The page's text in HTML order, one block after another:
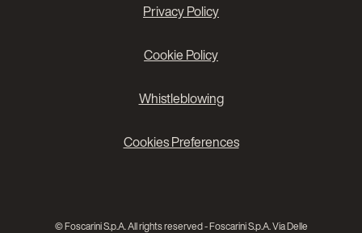
Privacy Policy
Cookie Policy
Whistleblowing
Cookies Preferences
© Foscarini S.p.A. All rights reserved - Foscarini S.p.A. Via Delle